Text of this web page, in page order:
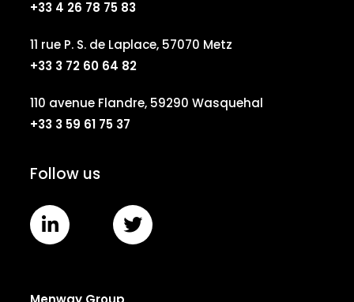
+33 4 26 78 75 83
11 rue P. S. de Laplace, 57070 Metz
+33 3 72 60 64 82
110 avenue Flandre, 59290 Wasquehal
+33 3 59 61 75 37
Follow us